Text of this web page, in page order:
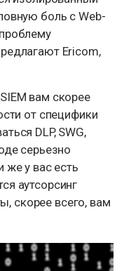
боль с Web-
Ericom,
вам скорее
от специфики
DLP, SWG,
серьезно
же у вас есть
аутсорсинг
скорее всего, вам